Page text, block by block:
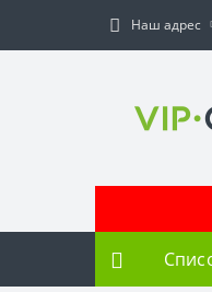
Наш адрес